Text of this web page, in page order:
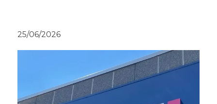
25/06/2026